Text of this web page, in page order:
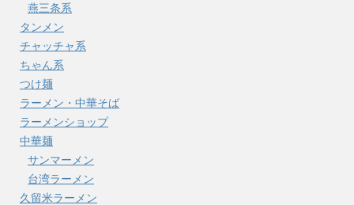
燕三条系
タンメン
チャッチャ系
ちゃん系
つけ麺
ラーメン・中華そば
ラーメンショップ
中華麺
サンマーメン
台湾ラーメン
久留米ラーメン